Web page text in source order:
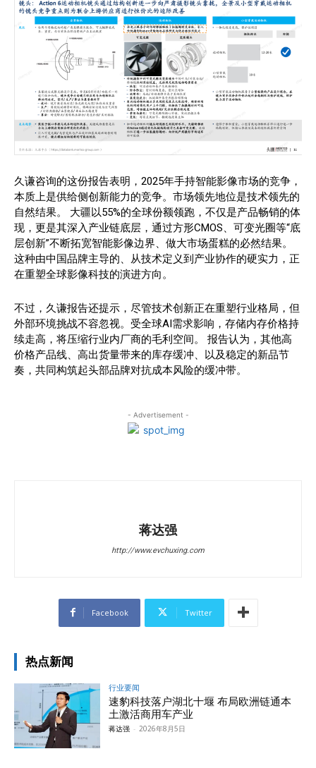
久谦咨询的这份报告表明，2025年手持智能影像市场的竞争，
本质上是供给侧创新能力的竞争。市场领先地位是技术领先的
自然结果。 大疆以55%的全球份额领跑，不仅是产品畅销的体
现，更是其深入产业链底层，通过方形CMOS、可变光圈等“底
层创新”不断拓宽智能影像边界、做大市场蛋糕的必然结果。
这种由中国品牌主导的、从技术定义到产业协作的硬实力，正
在重塑全球影像科技的演进方向。
不过，久谦报告还提示，尽管技术创新正在重塑行业格局，但
外部环境挑战不容忽视。受全球AI需求影响，存储内存价格持
续走高，将压缩行业内厂商的毛利空间。 报告认为，其他高
价格产品线、高出货量带来的库存缓冲、以及稳定的新品节
奏，共同构筑起头部品牌对抗成本风险的缓冲带。
- Advertisement -
蒋达强
http://www.evchuxing.com
Facebook Twitter
热点新闻
行业要闻
速豹科技落户湖北十堰 布局欧洲链通本
土激活商用车产业
蒋达强 - 2026年8月5日